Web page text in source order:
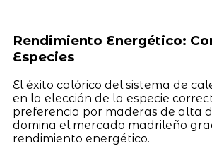
Rendimiento Energético:
Especies
El éxito calórico del sistema de
en la elección de la especie
preferencia por maderas de alta
domina el mercado madrileño
rendimiento energético.